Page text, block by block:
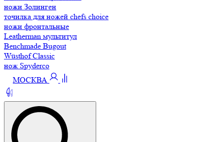
ножи Золинген
точилка для ножей chefs choice
ножи фронтальные
Leatherman мультитул
Benchmade Bugout
Wüsthof Classic
нож Spyderco
МОСКВА